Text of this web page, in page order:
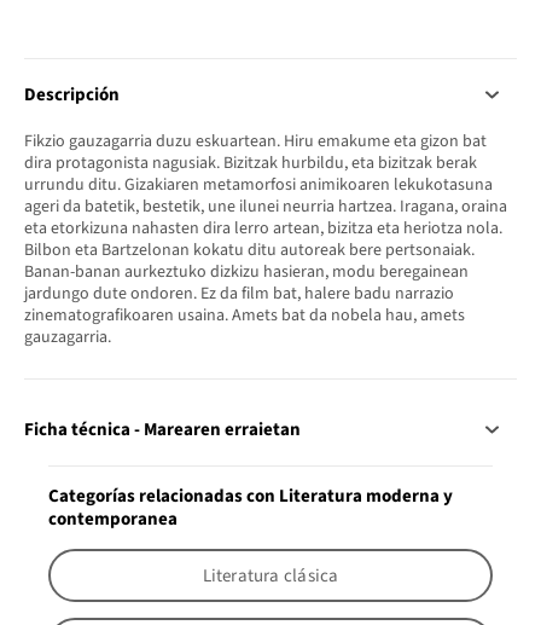
Descripción
Fikzio gauzagarria duzu eskuartean. Hiru emakume eta gizon bat
dira protagonista nagusiak. Bizitzak hurbildu, eta bizitzak berak
urrundu ditu. Gizakiaren metamorfosi animikoaren lekukotasuna
ageri da batetik, bestetik, une ilunei neurria hartzea. Iragana, oraina
eta etorkizuna nahasten dira lerro artean, bizitza eta heriotza nola.
Bilbon eta Bartzelonan kokatu ditu autoreak bere pertsonaiak.
Banan-banan aurkeztuko dizkizu hasieran, modu beregainean
jardungo dute ondoren. Ez da film bat, halere badu narrazio
zinematografikoaren usaina. Amets bat da nobela hau, amets
gauzagarria.
Ficha técnica - Marearen erraietan
Categorías relacionadas con Literatura moderna y
contemporanea
Literatura clásica